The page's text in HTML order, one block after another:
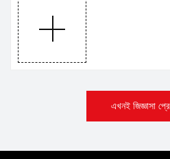
এখনই জিজ্ঞাসা